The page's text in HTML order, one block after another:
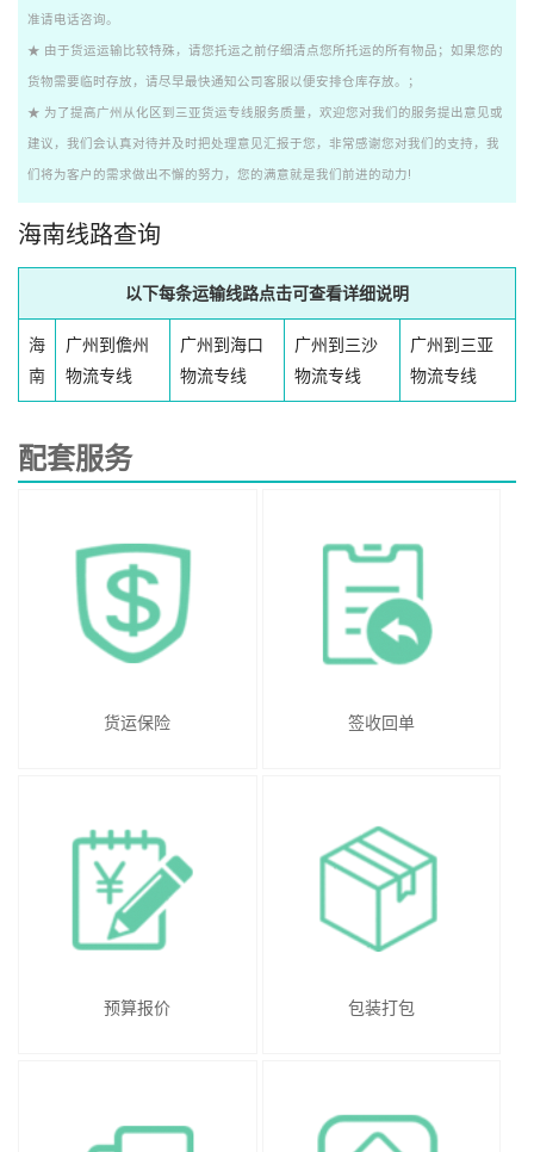
准请电话咨询。
★ 由于货运运输比较特殊，请您托运之前仔细清点您所托运的所有物品；如果您的
货物需要临时存放，请尽早最快通知公司客服以便安排仓库存放。；
★ 为了提高广州从化区到三亚货运专线服务质量，欢迎您对我们的服务提出意见或
建议，我们会认真对待并及时把处理意见汇报于您，非常感谢您对我们的支持，我
们将为客户的需求做出不懈的努力，您的满意就是我们前进的动力!
海南线路查询
以下每条运输线路点击可查看详细说明
海
南
广州到儋州
物流专线
广州到海口
物流专线
广州到三沙
物流专线
广州到三亚
物流专线
配套服务
货运保险 签收回单
预算报价 包装打包